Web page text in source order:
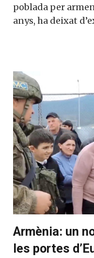
poblada per
anys, ha deixat
Armènia: un
les portes